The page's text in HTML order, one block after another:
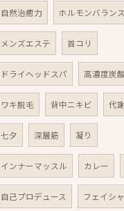
自然治癒力 ホルモンバランス
メンズエステ 首コリ
ドライヘッドスパ 高濃度炭
ワキ脱毛 背中ニキビ 代
七夕 深層筋 凝り
インナーマッスル カレー
自己プロデュース フェイシ